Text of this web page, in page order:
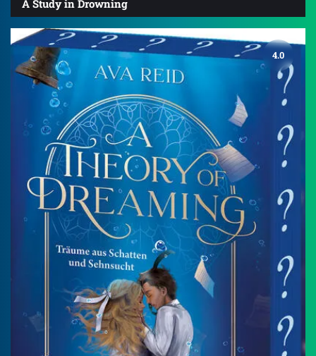
A Study in Drowning
4.0